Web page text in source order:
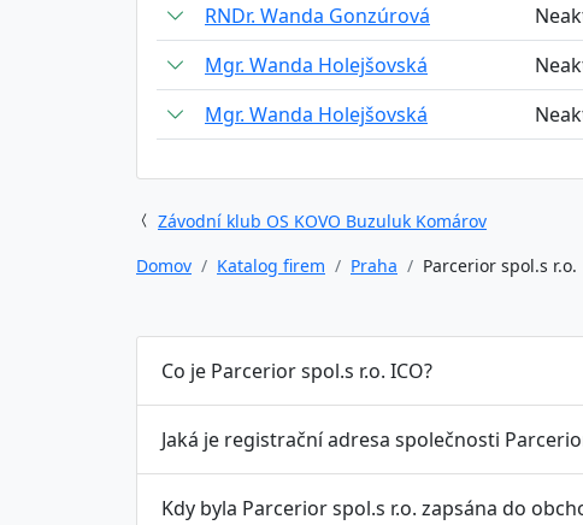
RNDr. Wanda Gonzúrová
Mgr. Wanda Holejšovská
Mgr. Wanda Holejšovská
Závodní klub OS KOVO Buzuluk Komárov
Domov
Katalog firem Praha Parcerior spol.s r.o.
Co je Parcerior spol.s r.o. ICO?
Jaká je registrační adresa společnosti
Kdy byla Parcerior spol.s r.o. zapsána do